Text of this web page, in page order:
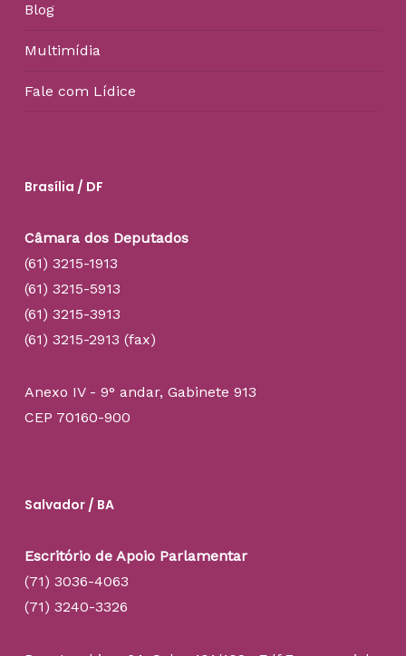
Blog
Multimídia
Fale com Lídice
Brasília / DF
Câmara dos Deputados
(61) 3215-1913
(61) 3215-5913
(61) 3215-3913
(61) 3215-2913 (fax)
Anexo IV - 9° andar, Gabinete 913
CEP 70160-900
Salvador / BA
Escritório de Apoio Parlamentar
(71) 3036-4063
(71) 3240-3326